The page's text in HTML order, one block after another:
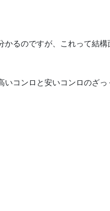
かるのですが、これって結構
コンロと安いコンロのざっ